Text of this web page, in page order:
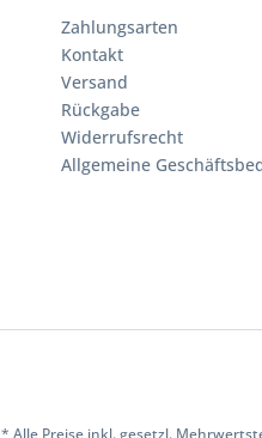
Zahlungsarten
Kontakt
Versand
Rückgabe
Widerrufsrecht
Allgemeine